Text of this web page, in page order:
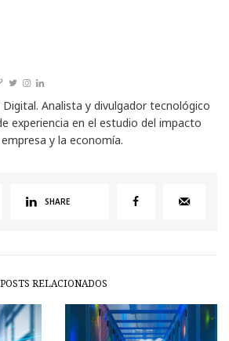
Digital. Analista y divulgador tecnológico
experiencia en el estudio del impacto
y la economía.
SHARE
POSTS RELACIONADOS